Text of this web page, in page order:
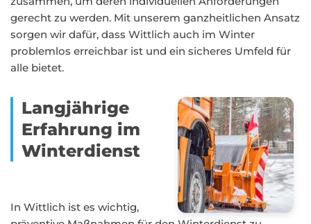
gerecht zu werden. Mit unserem ganzheitlichen Ansatz
sorgen wir dafür, dass Wittlich auch im Winter
problemlos erreichbar ist und ein sicheres Umfeld für
alle bietet.
Langjährige
Erfahrung im
Winterdienst
In Wittlich ist es wichtig,